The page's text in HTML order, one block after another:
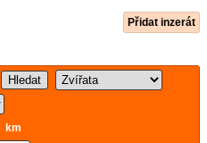
Přidat inzerát
km